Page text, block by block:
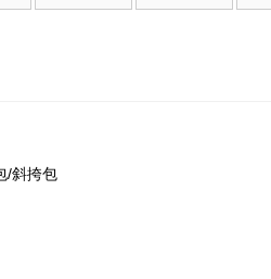
/斜挎包